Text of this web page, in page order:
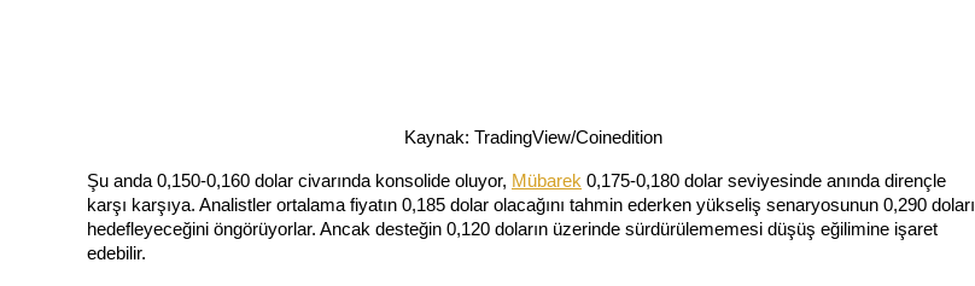
Kaynak: TradingView/Coinedition
Şu anda 0,150-0,160 dolar civarında konsolide oluyor, Mübarek 0,175-0,180 dolar seviyesinde anında dirençle
karşı karşıya. Analistler ortalama fiyatın 0,185 dolar olacağını tahmin ederken yükseliş senaryosunun 0,290 doları
hedefleyeceğini öngörüyorlar. Ancak desteğin 0,120 doların üzerinde sürdürülememesi düşüş eğilimine işaret
edebilir.